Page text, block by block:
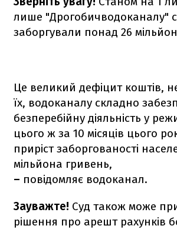
лише "Дрогобичводоканалу"
заборгували понад 26
Це великий дефіцит коштів,
їх, водоканалу складно
безперебійну діяльність у
цього ж за 10 місяців цього
приріст заборгованості
мільйона гривень,
– повідомляє водоканал.
Зауважте! Суд також може
рішення про арешт рахунків